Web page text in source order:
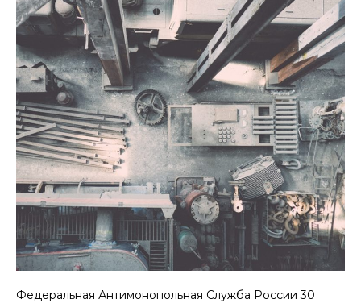
Федеральная Антимонопольная Служба России 30